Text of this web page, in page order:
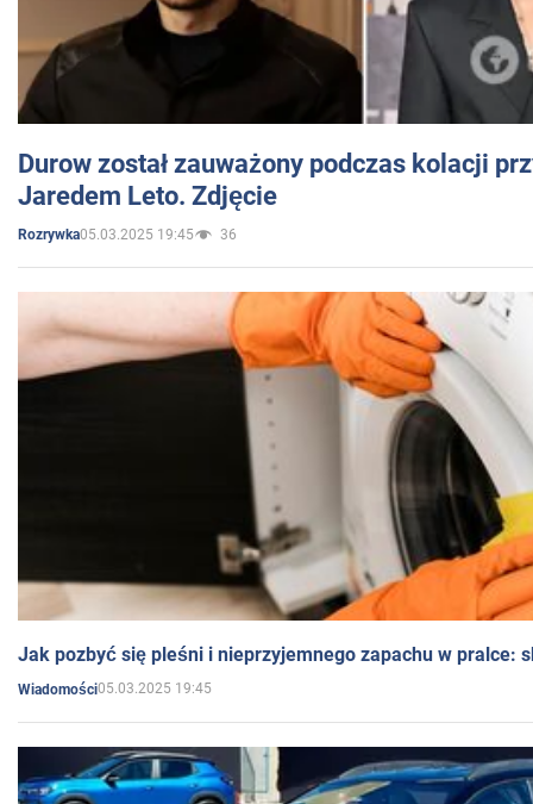
Durow został zauważony podczas kolacji
Jaredem Leto. Zdjęcie
Rozrywka05.03.2025 19:45 36
Jak pozbyć się pleśni i nieprzyjemnego zapachu w pralce:
Wiadomości05.03.2025 19:45